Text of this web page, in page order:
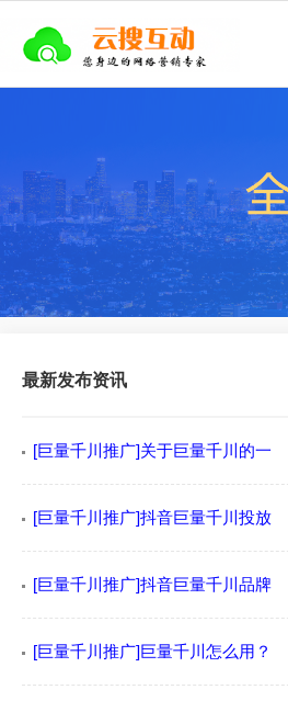
最新发布资讯
[巨量千川推广]关于巨量千川的一
[巨量千川推广]抖音巨量千川投放
[巨量千川推广]抖音巨量千川品牌
[巨量千川推广]巨量千川怎么用？